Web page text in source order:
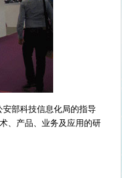
部科技信息化局的指导
、产品、业务及应用的研